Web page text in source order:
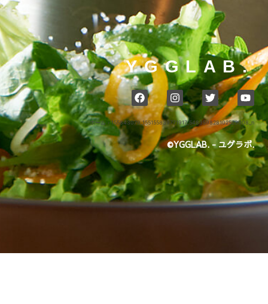
YGGLAB.
ホーム ›155843079_155155839771917_548359828102523008_n
©YGGLAB. - ユグラボ.